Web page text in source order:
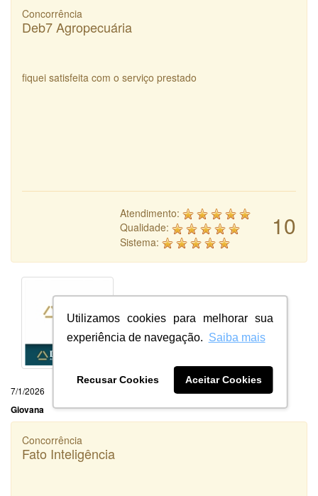
Utilizamos cookies para melhorar sua
experiência de navegação. Saiba mais
Recusar Cookies Aceitar Cookies
Concorrência
Deb7 Agropecuária
fiquei satisfeita com o serviço prestado
10
Atendimento:
Qualidade:
Sistema:
7/1/2026
Giovana
Concorrência
Fato Inteligência